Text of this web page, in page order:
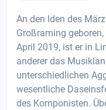
An den Iden des
Großraming
April 2019, ist er in
anderer das
unterschiedlichen
wesentliche
des Komponisten.